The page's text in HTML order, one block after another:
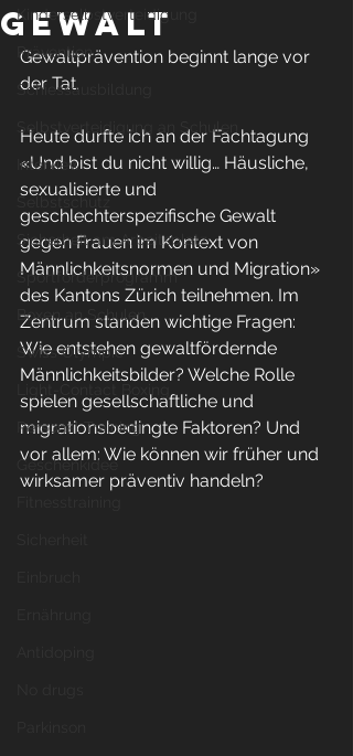
Kinderselbstverteidigung
Prävention
Schiessausbildung
Selbstverteidigung an Schulen
Interview
Selbstschutz
Sicherheit am Arbeitsplatz
Sportförderprogramm
Boxen an Schulen
Swiss Olympic
Personal Training
Geschenkidee
Gewalt
Gewaltprävention beginnt lange vor
der Tat.
Heute durfte ich an der Fachtagung
«Und bist du nicht willig… Häusliche,
sexualisierte und
geschlechterspezifische Gewalt
gegen Frauen im Kontext von
Männlichkeitsnormen und Migration»
des Kantons Zürich teilnehmen. Im
Zentrum standen wichtige Fragen:
Wie entstehen gewaltfördernde
Männlichkeitsbilder? Welche Rolle
spielen gesellschaftliche und
migrationsbedingte Faktoren? Und
vor allem: Wie können wir früher und
wirksamer präventiv handeln?